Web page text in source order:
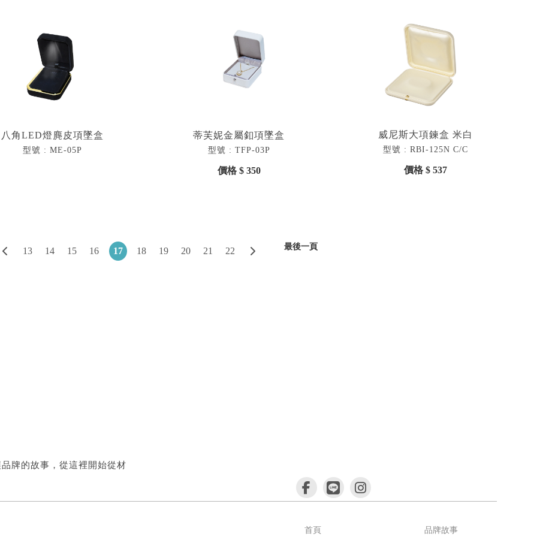
八角LED燈麂皮項墜盒
型號 : ME-05P
蒂芙妮金屬釦項墜盒
型號 : TFP-03P
價格 $ 350
威尼斯大項鍊盒 米白
型號 : RBI-125N C/C
價格 $ 537
13 14 15 16 17 18 19 20 21 22 最後一頁
牌的故事，從這裡開始從材
首頁 品牌故事